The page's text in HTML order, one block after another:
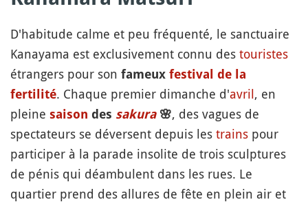
D'habitude calme et peu fréquenté, le sanctuaire
Kanayama est exclusivement connu des touristes
étrangers pour son fameux festival de la
fertilité. Chaque premier dimanche d'avril, en
pleine saison des sakura 🌸, des vagues de
spectateurs se déversent depuis les trains pour
participer à la parade insolite de trois sculptures
de pénis qui déambulent dans les rues. Le
quartier prend des allures de fête en plein air et